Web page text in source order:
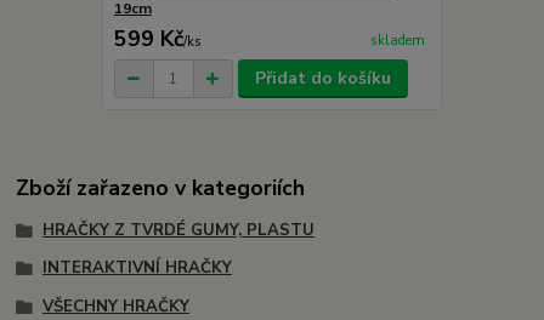
19cm
599 Kč/ks skladem
Přidat do košíku
Zboží zařazeno v kategoriích
HRAČKY Z TVRDÉ GUMY, PLASTU
INTERAKTIVNÍ HRAČKY
VŠECHNY HRAČKY